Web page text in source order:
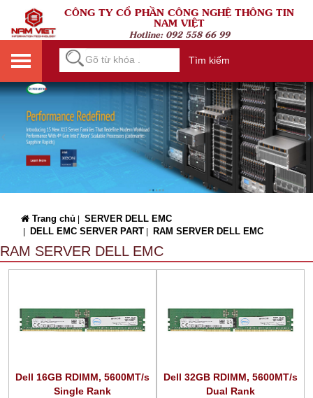
CÔNG TY CỔ PHẦN CÔNG NGHỆ THÔNG TIN
NAM VIỆT
Hotline: 092 558 66 99
Tìm kiếm
Trang chủ SERVER DELL EMC
DELL EMC SERVER PART RAM SERVER DELL EMC
RAM SERVER DELL EMC
Dell 16GB RDIMM, 5600MT/s
Single Rank
Dell 32GB RDIMM, 5600MT/s
Dual Rank